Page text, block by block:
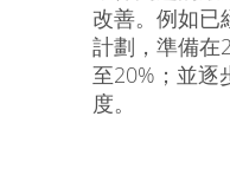
改善。例如已
計劃，準備在
至20%；並逐
度。